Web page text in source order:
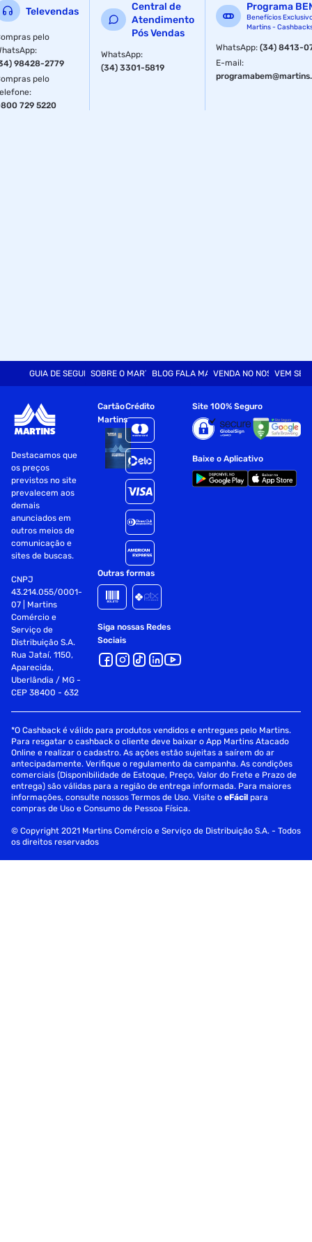
Televendas
pelo
:
98428-2779
pelo
:
729 5220
Central de
Atendimento
Pós Vendas
WhatsApp:
(34) 3301-5819
Programa
Benefícios
Martins -
WhatsApp:(34) 8413-
E-mail:
GUIA DE SEGURANÇASOBRE O MARTINSBLOG FALA MARTVENDA NO NOSSO SITE
VEM SER
Destacamos que
os preços
previstos no site
prevalecem aos
demais
anunciados em
outros meios de
comunicação e
sites de buscas.
CNPJ
43.214.055/0001-
07 | Martins
Comércio e
Serviço de
Distribuição S.A.
Rua Jataí, 1150,
Aparecida,
Uberlândia / MG -
CEP 38400 - 632
Cartão
Martins
Crédito
Outras formas
Siga nossas Redes
Sociais
Site 100% Seguro
Baixe o Aplicativo
*O Cashback é válido para produtos vendidos e entregues pelo Martins.
Para resgatar o cashback o cliente deve baixar o App Martins Atacado
Online e realizar o cadastro. As ações estão sujeitas a saírem do ar
antecipadamente. Verifique o regulamento da campanha. As condições
comerciais (Disponibilidade de Estoque, Preço, Valor do Frete e Prazo de
entrega) são válidas para a região de entrega informada. Para maiores
informações, consulte nossos Termos de Uso. Visite oeFácil para
compras de Uso e Consumo de Pessoa Física.
© Copyright 2021 Martins Comércio e Serviço de Distribuição S.A. - Todos
os direitos reservados